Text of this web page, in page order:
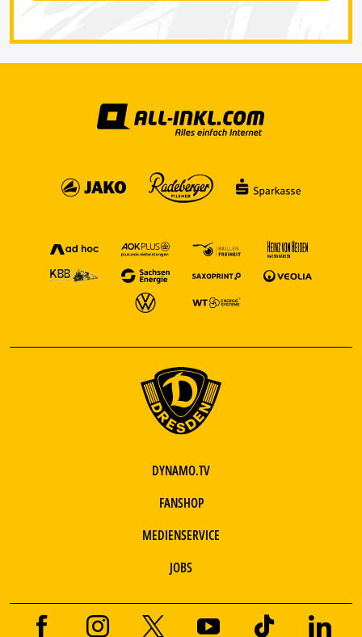
DYNAMO.TV
FANSHOP
MEDIENSERVICE
JOBS